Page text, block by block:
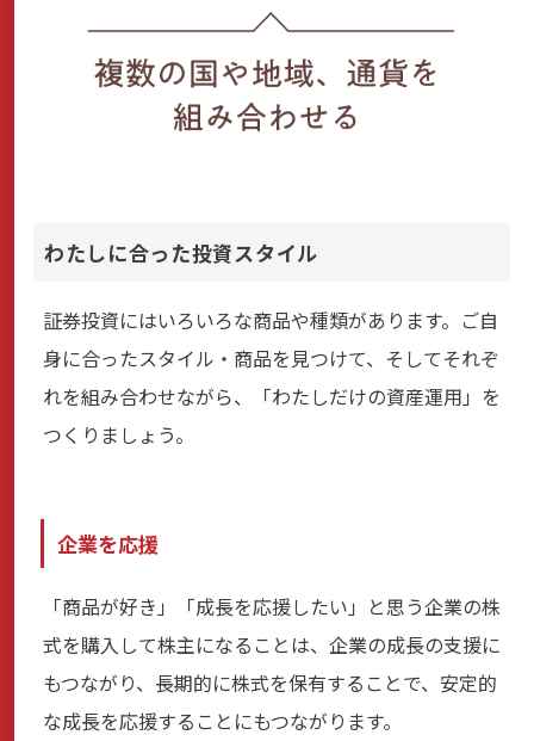
わたしに合った投資スタイル
証券投資にはいろいろな商品や種類があります。ご自
身に合ったスタイル・商品を見つけて、そしてそれぞ
れを組み合わせながら、「わたしだけの資産運用」を
つくりましょう。
企業を応援
「商品が好き」「成長を応援したい」と思う企業の株
式を購入して株主になることは、企業の成長の支援に
もつながり、長期的に株式を保有することで、安定的
な成長を応援することにもつながります。